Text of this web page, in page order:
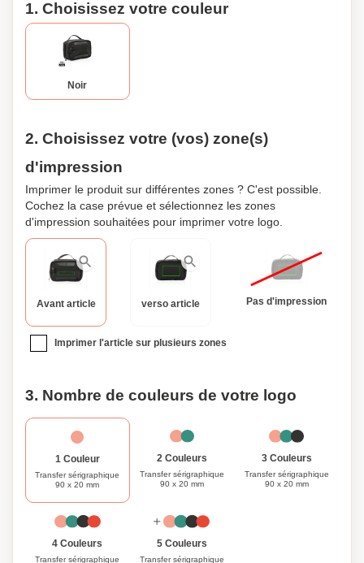
d'affaires.
1. Choisissez votre couleur
Noir
2. Choisissez votre (vos) zone(s)
d'impression
Imprimer le produit sur différentes zones ? C'est possible.
Cochez la case prévue et sélectionnez les zones
d'impression souhaitées pour imprimer votre logo.
Avant article verso article Pas d'impression
Imprimer l'article sur plusieurs zones
3. Nombre de couleurs de votre logo
1 Couleur
Transfer sérigraphique
90 x 20 mm
2 Couleurs
Transfer sérigraphique
90 x 20 mm
3 Couleurs
Transfer sérigraphique
90 x 20 mm
4 Couleurs
Transfer sérigraphique
5 Couleurs
Transfer sérigraphique